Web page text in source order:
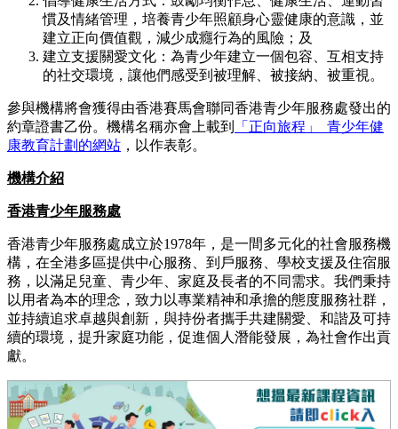
慣及情緒管理，培養青少年照顧身心靈健康的意識，並
建立正向價值觀，減少成癮行為的風險；及
建立支援關愛文化：為青少年建立一個包容、互相支持
的社交環境，讓他們感受到被理解、被接納、被重視。
參與機構將會獲得由香港賽馬會聯同香港青少年服務處發出的
約章證書乙份。機構名稱亦會上載到
「正向旅程」 青少年健
康教育計劃的網站 ，以作表彰。
機構介紹
香港青少年服務處
香港青少年服務處成立於1978年，是一間多元化的社會服務機
構，在全港多區提供中心服務、到戶服務、學校支援及住宿服
務，以滿足兒童、青少年、家庭及長者的不同需求。我們秉持
以用者為本的理念，致力以專業精神和承擔的態度服務社群，
並持續追求卓越與創新，與持份者攜手共建關愛、和諧及可持
續的環境，提升家庭功能，促進個人潛能發展，為社會作出貢
獻。